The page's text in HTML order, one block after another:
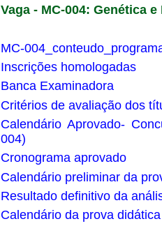
Vaga - MC-004: Genética
MC-
Inscrições homologadas
Banca Examinadora
Critérios de avaliação dos
Calendário Aprovado-
004)
Cronograma aprovado
Calendário preliminar da
Resultado definitivo da
Calendário da prova didática